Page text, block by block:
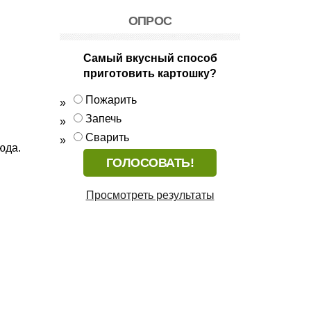
ОПРОС
Самый вкусный способ
приготовить картошку?
Пожарить
Запечь
Сварить
Просмотреть результаты